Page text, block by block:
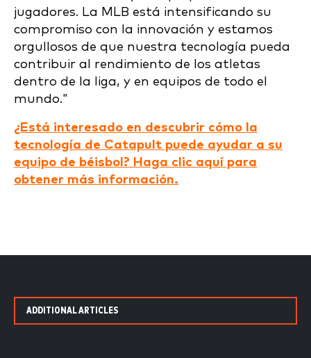
jugadores. La MLB está intensificando su
compromiso con la innovación y estamos
orgullosos de que nuestra tecnología pueda
contribuir al rendimiento de los atletas
dentro de la liga, y en equipos de todo el
mundo."
¿Está interesado en descubrir cómo la
tecnología de Catapult puede ayudar a su
equipo de béisbol? Haga clic aquí para
obtener más información.
ADDITIONAL ARTICLES